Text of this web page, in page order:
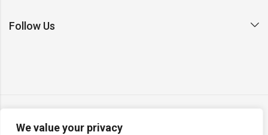
We value your privacy
Follow Us